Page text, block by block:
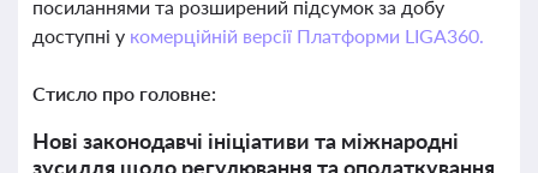
посиланнями та розширений підсумок за добу
доступні у комерційній версії Платформи LIGA360.
Стисло про головне:
Нові законодавчі ініціативи та міжнародні
зусилля щодо регулювання та оподаткування